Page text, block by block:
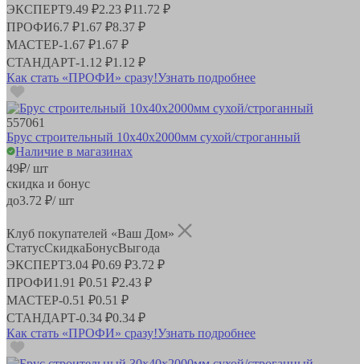
ЭКСПЕРТ9.49 ₽2.23 ₽11.72 ₽
ПРОФИ6.7 ₽1.67 ₽8.37 ₽
МАСТЕР-1.67 ₽1.67 ₽
СТАНДАРТ-1.12 ₽1.12 ₽
Как стать «ПРОФИ» сразу!Узнать подробнее
557061
Брус строительный 10х40х2000мм сухой/строганный
Наличие в магазинах
49₽/ шт
скидка и бонус
до3.72 ₽/ шт
Клуб покупателей «Ваш Дом»
СтатусСкидкаБонусВыгода
ЭКСПЕРТ3.04 ₽0.69 ₽3.72 ₽
ПРОФИ1.91 ₽0.51 ₽2.43 ₽
МАСТЕР-0.51 ₽0.51 ₽
СТАНДАРТ-0.34 ₽0.34 ₽
Как стать «ПРОФИ» сразу!Узнать подробнее